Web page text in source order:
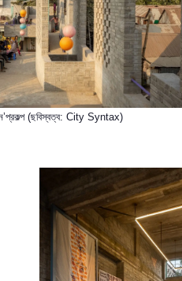
প্রকল্প (ছবিস্বত্ব: City Syntax)